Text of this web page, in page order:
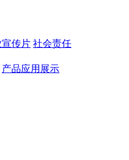
传片 社会责任
产品应用展示